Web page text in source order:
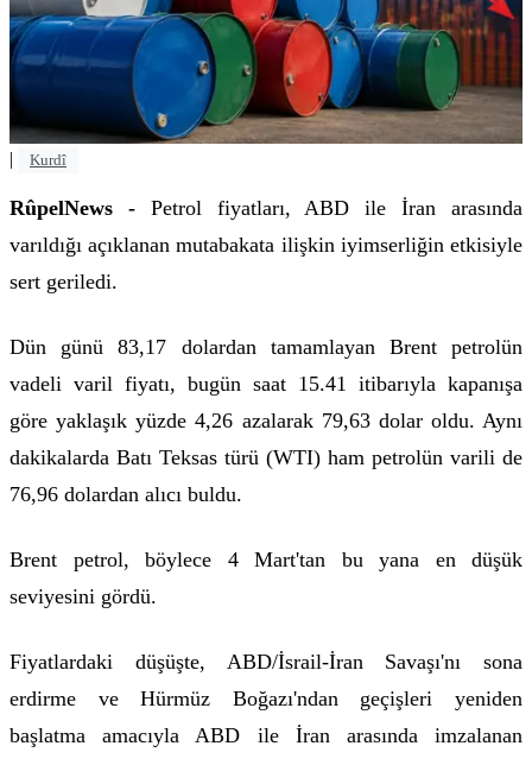
| Kurdî
RûpelNews - Petrol fiyatları, ABD ile İran arasında
varıldığı açıklanan mutabakata ilişkin iyimserliğin etkisiyle
sert geriledi.
Dün günü 83,17 dolardan tamamlayan Brent petrolün
vadeli varil fiyatı, bugün saat 15.41 itibarıyla kapanışa
göre yaklaşık yüzde 4,26 azalarak 79,63 dolar oldu. Aynı
dakikalarda Batı Teksas türü (WTI) ham petrolün varili de
76,96 dolardan alıcı buldu.
Brent petrol, böylece 4 Mart'tan bu yana en düşük
seviyesini gördü.
Fiyatlardaki düşüşte, ABD/İsrail-İran Savaşı'nı sona
erdirme ve Hürmüz Boğazı'ndan geçişleri yeniden
başlatma amacıyla ABD ile İran arasında imzalanan